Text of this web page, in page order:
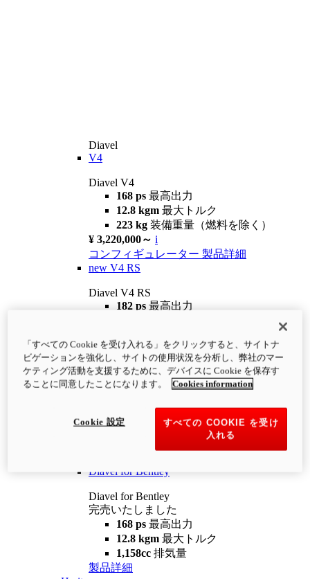
Diavel
V4
Diavel V4
168 ps 最高出力
12.8 kgm 最大トルク
223 kg 装備重量（燃料を除く）
¥ 3,220,000～ i
コンフィギュレーター 製品詳細
new V4 RS
Diavel V4 RS
182 ps 最高出力
¥4,400,000 i
コンフィギュレーター 製品詳細
newV4 RS 100
12.2 kgm
最大トルク
装備重量（燃料を除く）
Diavel for Bentley
Diavel for Bentley
完売いたしました
168 ps 最高出力
12.8 kgm 最大トルク
1,158cc 排気量
製品詳細
「すべての Cookie を受け入れる」をクリックすると、サイトナ
ビゲーションを強化し、サイトの使用状況を分析し、弊社のマー
ケティング活動を支援するために、デバイスに Cookie を保存す
ることに同意したことになります。
Cookies information
すべての COOKIE を受け
入れる
Cookie 設定